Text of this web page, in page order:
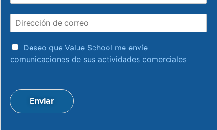
e
c
n
d
a
c
e
a
c
Deseo que Value School me envíe
comunicaciones de sus actividades comerciales
Enviar